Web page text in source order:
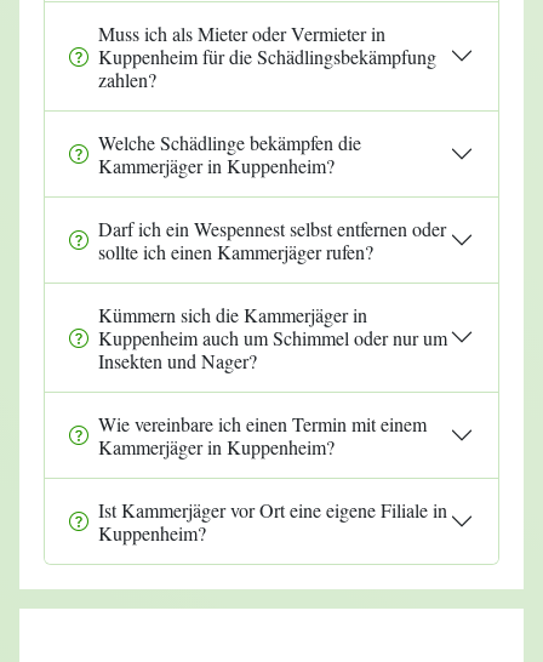
Muss ich als Mieter oder Vermieter in
Kuppenheim für die Schädlingsbekämpfung
zahlen?
Welche Schädlinge bekämpfen die
Kammerjäger in Kuppenheim?
Darf ich ein Wespennest selbst entfernen oder
sollte ich einen Kammerjäger rufen?
Kümmern sich die Kammerjäger in
Kuppenheim auch um Schimmel oder nur um
Insekten und Nager?
Wie vereinbare ich einen Termin mit einem
Kammerjäger in Kuppenheim?
Ist Kammerjäger vor Ort eine eigene Filiale in
Kuppenheim?